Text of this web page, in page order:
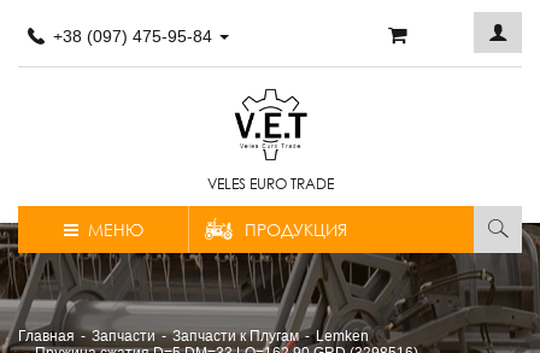
+38 (097) 475-95-84
VELES EURO TRADE
МЕНЮ ПРОДУКЦИЯ
Главная Запчасти Запчасти к Плугам
Lemken